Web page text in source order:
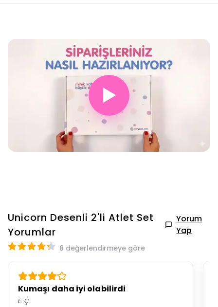
▶
Unicorn Desenli 2'li Atlet Set
Yorumlar
Yorum
Yap
8 değerlendirmeye göre
Kumaşı daha iyi olabilirdi
E. Ç.